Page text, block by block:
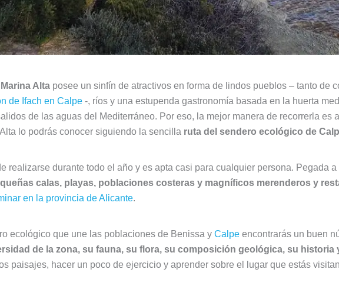
Alta posee un sinfín de atractivos en forma de lindos pueblos – tanto de
de Ifach en Calpe -, ríos y una estupenda gastronomía basada en la huerta
de las aguas del Mediterráneo. Por eso, la mejor manera de recorrerla es
lo podrás conocer siguiendo la sencilla ruta del sendero ecológico de
realizarse durante todo el año y es apta casi para cualquier persona. Pegada
calas, playas, poblaciones costeras y magníficos merenderos y
en la provincia de Alicante.
ecológico que une las poblaciones de Benissa y Calpe encontrarás un buen
de la zona, su fauna, su flora, su composición geológica, su historia
paisajes, hacer un poco de ejercicio y aprender sobre el lugar que estás